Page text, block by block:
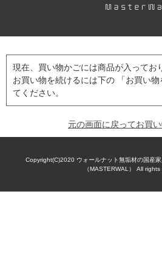
現在、買い物かごには商品が入ってお
お買い物を続けるには下の 「お買い
てください。
元の画面に戻ってお買
Copyright(C)2020 ウォールナット無垢材の国産
（MASTERWAL） All rights